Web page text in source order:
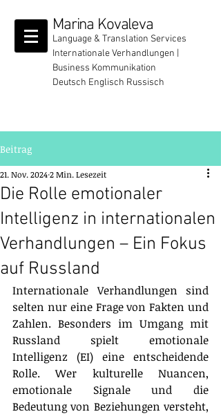
Marina Kovaleva
Language & Translation Services
Internationale Verhandlungen
Business Kommunikation
Deutsch Englisch Russisch
Beitrag
Die Rolle emotionaler
Intelligenz in internationalen
Verhandlungen – Ein Fokus
auf Russland
21. Nov. 20242 Min. Lesezeit
Internationale Verhandlungen sind
selten nur eine Frage von Fakten und
Zahlen. Besonders im Umgang mit
Russland spielt emotionale
Intelligenz (EI) eine entscheidende
Rolle. Wer kulturelle Nuancen,
emotionale Signale und die
Bedeutung von Beziehungen versteht,